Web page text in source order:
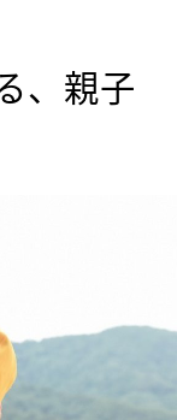
、親子